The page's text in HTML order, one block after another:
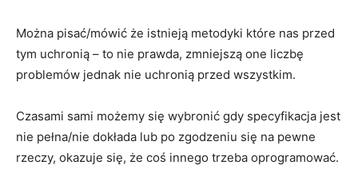
Można pisać/mówić że istnieją metodyki które nas przed
tym uchronią – to nie prawda, zmniejszą one liczbę
problemów jednak nie uchronią przed wszystkim.
Czasami sami możemy się wybronić gdy specyfikacja jest
nie pełna/nie dokłada lub po zgodzeniu się na pewne
rzeczy, okazuje się, że coś innego trzeba oprogramować.